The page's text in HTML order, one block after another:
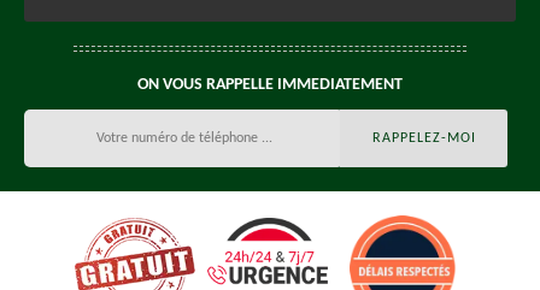
ON VOUS RAPPELLE IMMEDIATEMENT